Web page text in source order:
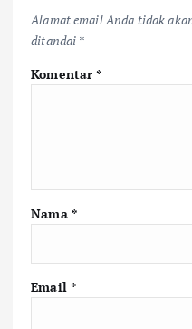
Alamat email Anda tidak
ditandai *
Komentar*
Nama *
Email *